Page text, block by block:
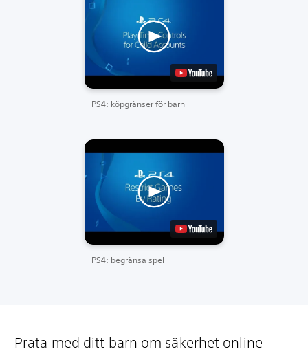
PS4: köpgränser för barn
PS4: begränsa spel
Prata med ditt barn om säkerhet online